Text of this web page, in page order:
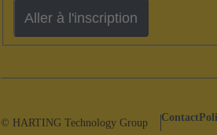
Aller à l'inscription
© HARTING Technology Group Contact